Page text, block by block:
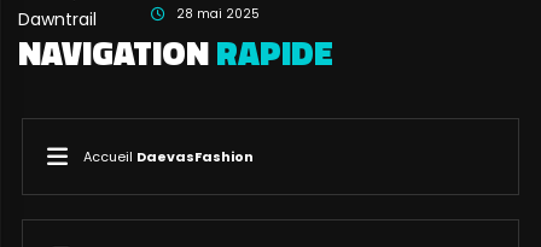
28 mai 2025
NAVIGATIONRAPIDE
Accueil DaevasFashion